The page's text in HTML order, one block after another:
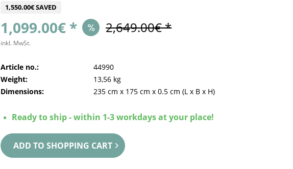
1,550.00€ SAVED
1,099.00€ * 2,649.00€ *
inkl. MwSt.
Article no.:
44990
Weight:
13,56 kg
Dimensions:
235 cm x 175 cm x0.5 cm (L x B x H)
Ready to ship - within 1-3 workdays at your place!
ADD TO SHOPPING CART